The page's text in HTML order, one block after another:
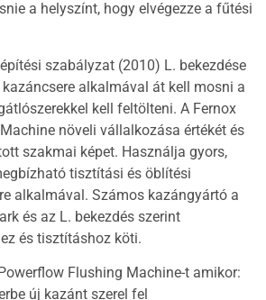
a helyszínt, hogy elvégezze a fűtési
szabályzat (2010) L. bekezdése
alkalmával át kell mosni a
kell feltölteni. A Fernox
növeli vállalkozása értékét és
szakmai képet. Használja gyors,
tisztítási és öblítési
alkalmával. Számos kazángyártó a
és az L. bekezdés szerint
és tisztításhoz köti.
Flushing Machine-t amikor:
új kazánt szerel fel